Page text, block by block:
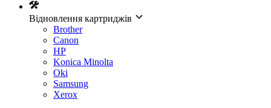
Відновлення картриджів
Brother
Canon
HP
Konica Minolta
Oki
Samsung
Xerox